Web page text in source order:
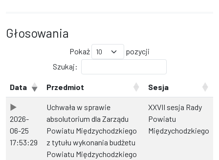
Głosowania
Pokaż
pozycji
Szukaj:
Data Przedmiot Sesja
2026-
06-25
17:53:29
Uchwała w sprawie
absolutorium dla Zarządu
Powiatu Międzychodzkiego
z tytułu wykonania budżetu
Powiatu Międzychodzkiego
XXVII sesja Rady
Powiatu
Międzychodzkiego